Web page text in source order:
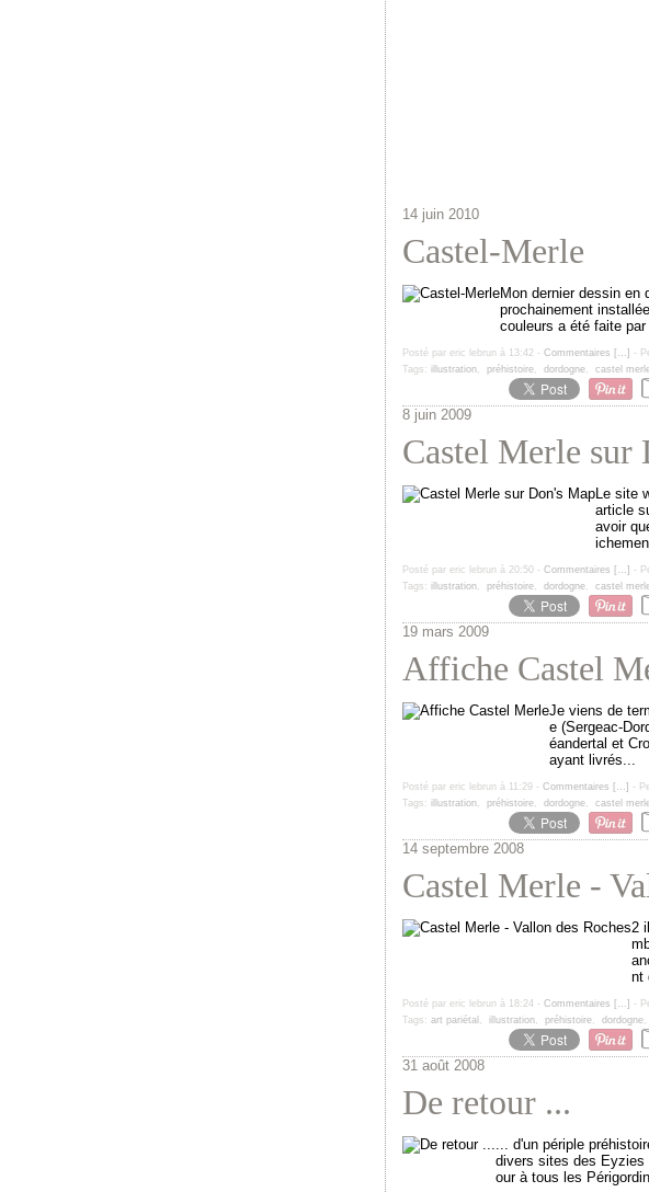
14 juin 2010
Castel-Merle
Mon dernier dessin en
prochainement
couleurs a été faite
Posté par eric lebrun à 13:42 - Commentaires [ …] -
Tags: illustration, préhistoire, dordogne, castel
8 juin 2009
Castel Merle sur
Le site
article
avoir
Posté par eric lebrun à 20:50 - Commentaires [ …] -
Tags: illustration, préhistoire, dordogne, castel
19 mars 2009
Affiche Castel
Je viens de
e (Sergeac-
éandertal et
ayant livrés...
Posté par eric lebrun à 11:29 - Commentaires [ …] -
Tags: illustration, préhistoire, dordogne, castel
14 septembre 2008
Castel Merle -
2
nt
Posté par eric lebrun à 18:24 - Commentaires [ …] -
Tags: art pariétal , illustration, préhistoire, dordogne,
31 août 2008
De retour ...
... d'un périple
divers sites des Eyzies
our à tous les